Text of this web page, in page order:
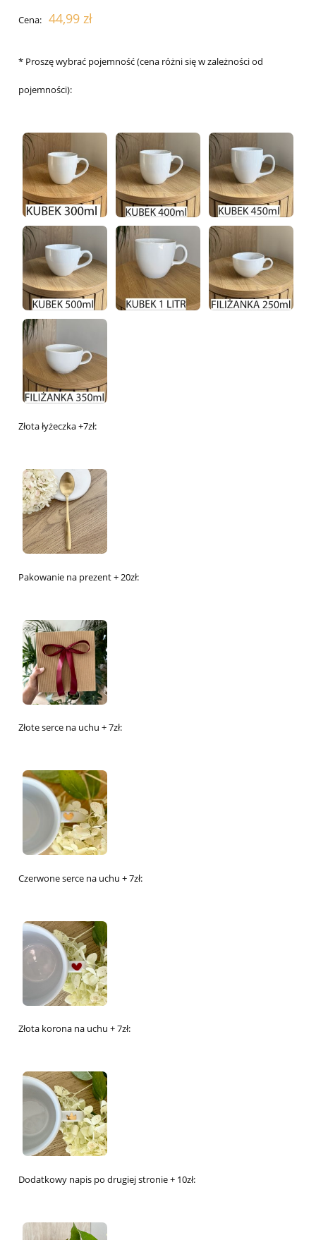
Cena: 44,99 zł
* Proszę wybrać pojemność (cena różni się w zależności od
pojemności):
Złota łyżeczka +7zł:
Pakowanie na prezent + 20zł:
Złote serce na uchu + 7zł:
Czerwone serce na uchu + 7zł:
Złota korona na uchu + 7zł:
Dodatkowy napis po drugiej stronie + 10zł: